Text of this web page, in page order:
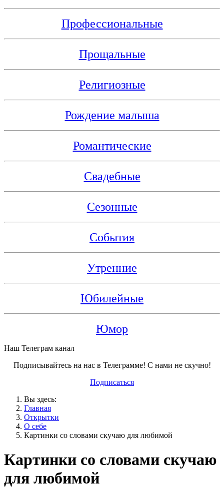
Профессиональные
Прощальные
Религиозные
Рождение малыша
Романтические
Свадебные
Сезонные
События
Утренние
Юбилейные
Юмор
Наш Телеграм канал
Подписывайтесь на нас в Телеграмме! С нами не скучно!
Подписаться
Вы здесь:
Главная
Открытки
О себе
Картинки со словами скучаю для любимой
Картинки со словами скучаю
для любимой